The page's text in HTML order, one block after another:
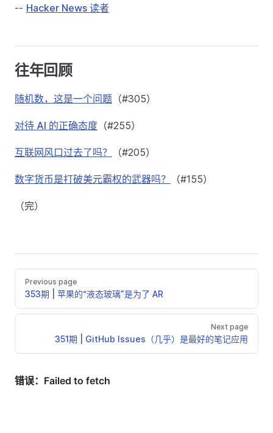
-- Hacker News 读者
往年回顾
随机数，这是一个问题 （#305）
对待 AI 的正确态度 （#255）
互联网风口过去了吗？ （#205）
数字货币是打破美元霸权的武器吗？ （#155）
（完）
Previous page
353期 | 苹果的“液态玻璃”是为了 AR
Next page
351期 | GitHub Issues（几乎）是最好的笔记应用